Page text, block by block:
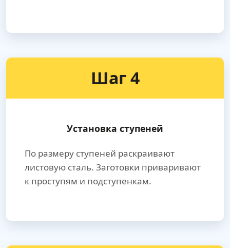
Шаг 4
Установка ступеней
По размеру ступеней раскраивают
листовую сталь. Заготовки приваривают
к проступям и подступенкам.